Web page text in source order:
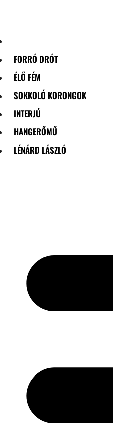
FORRÓ DRÓT
ÉLŐ FÉM
SOKKOLÓ KORONGOK
INTERJÚ
HANGERŐMŰ
LÉNÁRD LÁSZLÓ